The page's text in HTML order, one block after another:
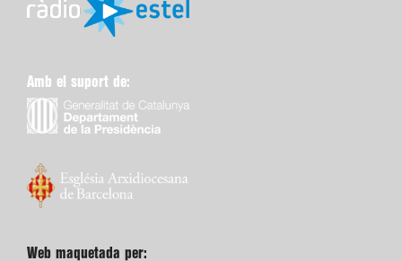
Amb el suport de:
Web maquetada per: